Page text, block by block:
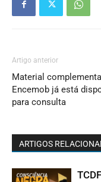
Artigo anterior
Material
Encemob já está
para consulta
ARTIGOS